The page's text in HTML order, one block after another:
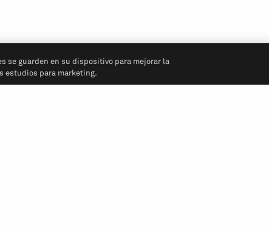
se guarden en su dispositivo para mejorar la
estudios para marketing.